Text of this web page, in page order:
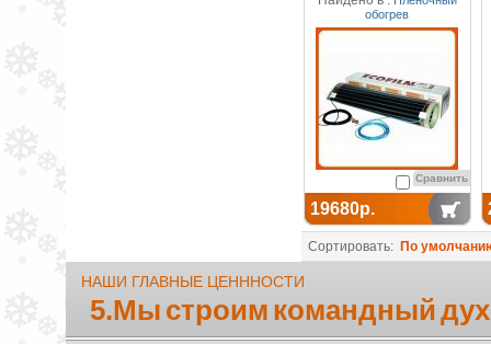
обогрев
Сравнить
19680р.
Сортировать: По
НАШИ ГЛАВНЫЕ ЦЕНННОСТИ
5.Мы строим командный